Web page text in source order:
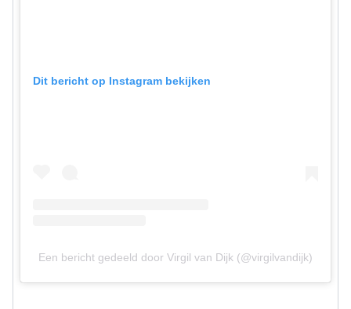
Dit bericht op Instagram bekijken
Een bericht gedeeld door Virgil van Dijk (@virgilvandijk)